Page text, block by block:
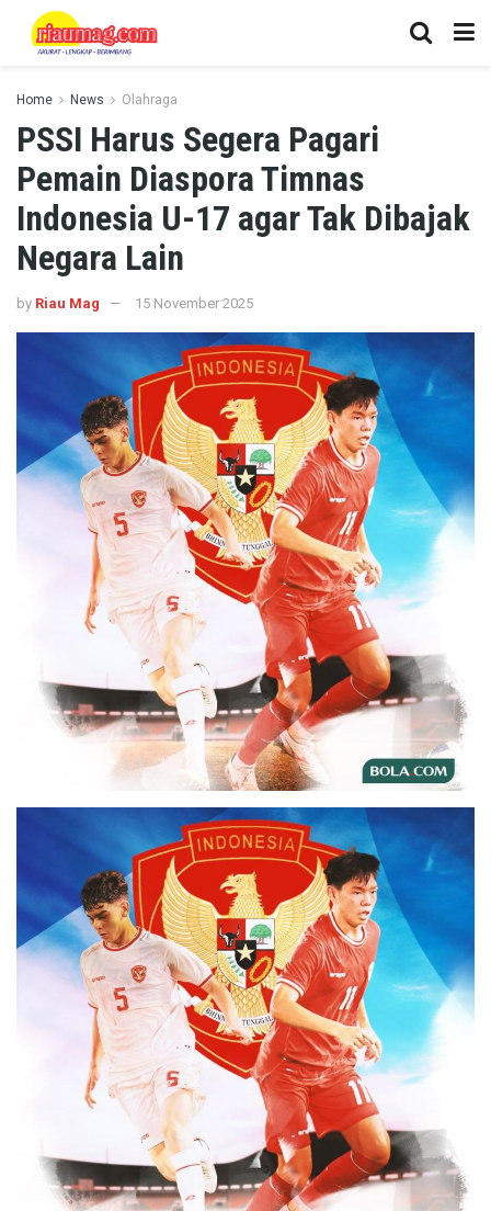
Home News Olahraga
PSSI Harus Segera Pagari
Pemain Diaspora Timnas
Indonesia U-17 agar Tak Dibajak
Negara Lain
by Riau Mag 15 November 2025